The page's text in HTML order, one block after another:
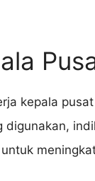
kepala
digunakan,